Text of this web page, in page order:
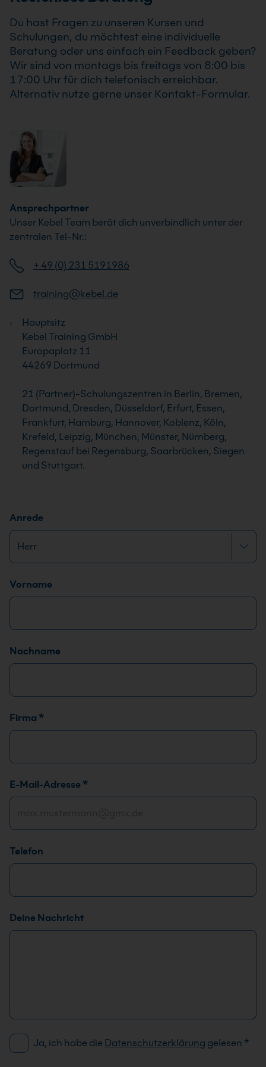
Du hast Fragen zu unseren Kursen und
Schulungen, du möchtest eine individuelle
Beratung oder uns einfach ein Feedback geben?
Wir sind von montags bis freitags von 8:00 bis
17:00 Uhr für dich telefonisch erreichbar.
Alternativ nutze gerne unser Kontakt-Formular.
Ansprechpartner
Unser Kebel Team berät dich unverbindlich unter der
zentralen Tel-Nr.:
+ 49 (0) 231 5191986
training@kebel.de
Hauptsitz
Kebel Training GmbH
Europaplatz 11
44269 Dortmund
21 (Partner)-Schulungszentren in Berlin, Bremen,
Dortmund, Dresden, Düsseldorf, Erfurt, Essen,
Frankfurt, Hamburg, Hannover, Koblenz, Köln,
Krefeld, Leipzig, München, Münster, Nürnberg,
Regenstauf bei Regensburg, Saarbrücken, Siegen
und Stuttgart.
Anrede
Name*
Vorname
Nachname
Firma *
E-Mail-Adresse *
Telefon
*
T
n
F
Deine Nachricht
D
S
Ja, ich habe die Datenschutzerklärung gelesen *